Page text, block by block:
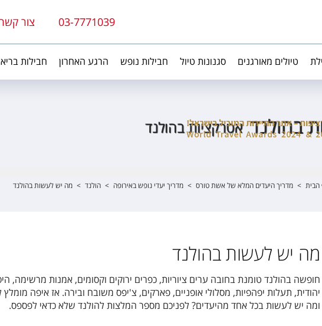
03-7771039 צור קשר
טיולים מאורגנים סגנונות טיול חבילות נופש הרגע האחרון חבילות
בהולנד אטרקציות בהולנד
הבית > מדריך היעדים המלא של אשת טורס > מדריך יעדי נופש באירופה > הולנד > מה יש לעשות בהולנד
מה יש לעשות בהולנד
חופשה בהולנד טומנת בחובה ערים ציוריות, כפרים ירוקים וקסומים, אמנות מרשימה,
יהודית, תעלות יפהפיות, מסלולי אופניים, פארקים, צ'יפס משובח ובירה. אז איפה
ומה יש לעשות בכל אחד מהיעדים? לפניכם מספר המלצות להולנד שלא כדאי לפספס.